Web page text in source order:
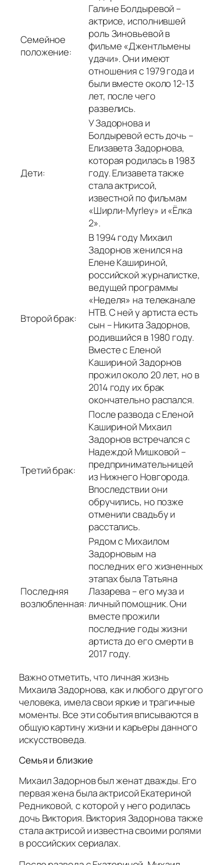
Семейное
положение:
Галине Болдыревой –
актрисе, исполнившей
роль Зиновьевой в
фильме «Джентльмены
удачи». Они имеют
отношения с 1979 года и
были вместе около 12-13
лет, после чего
развелись.
Дети:
У Задорнова и
Болдыревой есть дочь –
Елизавета Задорнова,
которая родилась в 1983
году. Елизавета также
стала актрисой,
известной по фильмам
«Ширли-Myrley» и «Ёлка
2».
Второй брак:
В 1994 году Михаил
Задорнов женился на
Елене Кашириной,
российской журналистке,
ведущей программы
«Неделя» на телеканале
НТВ. С ней у артиста есть
сын – Никита Задорнов,
родившийся в 1980 году.
Вместе с Еленой
Кашириной Задорнов
прожил около 20 лет, но в
2014 году их брак
окончательно распался.
Третий брак:
После развода с Еленой
Кашириной Михаил
Задорнов встречался с
Надеждой Мишковой –
предпринимательницей
из Нижнего Новгорода.
Впоследствии они
обручились, но позже
отменили свадьбу и
расстались.
Последняя
возлюбленная:
Рядом с Михаилом
Задорновым на
последних его жизненных
этапах была Татьяна
Лазарева – его муза и
личный помощник. Они
вместе прожили
последние годы жизни
артиста до его смерти в
2017 году.
Важно отметить, что личная жизнь
Михаила Задорнова, как и любого другого
человека, имела свои яркие и трагичные
моменты. Все эти события вписываются в
общую картину жизни и карьеры данного
искусствоведа.
Семья и близкие
Михаил Задорнов был женат дважды. Его
первая жена была актрисой Екатериной
Редниковой, с которой у него родилась
дочь Виктория. Виктория Задорнова также
стала актрисой и известна своими ролями
в российских сериалах.